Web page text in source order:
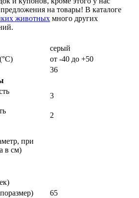
на товары! В каталоге
животных много других
серый
от -40 до +50
36
3
2
при
в см)
65